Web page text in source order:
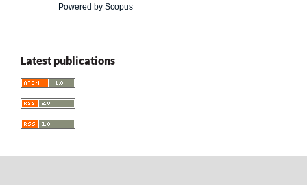
Powered by Scopus
Latest publications